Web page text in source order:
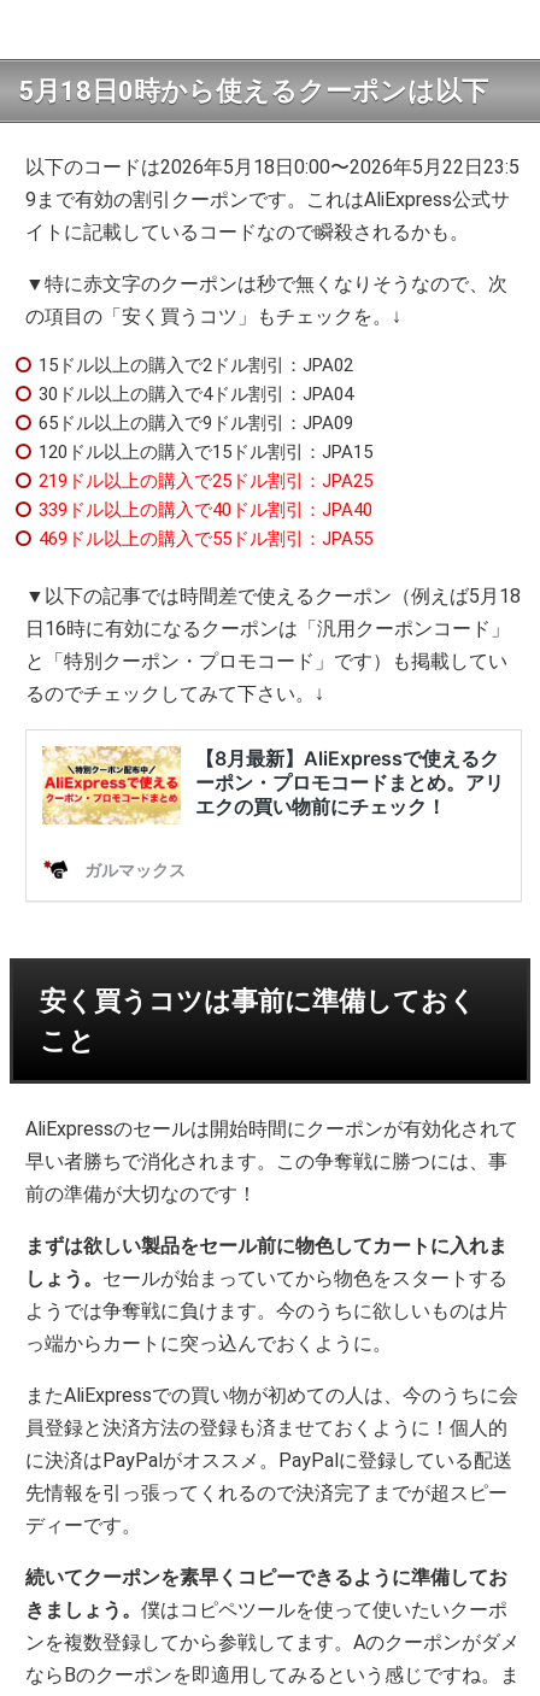
5月18日0時から使えるクーポンは以下
以下のコードは2026年5月18日0:00〜2026年5月22日23:5
9まで有効の割引クーポンです。これはAliExpress公式サ
イトに記載しているコードなので瞬殺されるかも。
▼特に赤文字のクーポンは秒で無くなりそうなので、次
の項目の「安く買うコツ」もチェックを。↓
15ドル以上の購入で2ドル割引：JPA02
30ドル以上の購入で4ドル割引：JPA04
65ドル以上の購入で9ドル割引：JPA09
120ドル以上の購入で15ドル割引：JPA15
219ドル以上の購入で25ドル割引：JPA25
339ドル以上の購入で40ドル割引：JPA40
469ドル以上の購入で55ドル割引：JPA55
▼以下の記事では時間差で使えるクーポン（例えば5月18
日16時に有効になるクーポンは「汎用クーポンコード」
と「特別クーポン・プロモコード」です）も掲載してい
るのでチェックしてみて下さい。↓
安く買うコツは事前に準備しておく
こと
AliExpressのセールは開始時間にクーポンが有効化されて
早い者勝ちで消化されます。この争奪戦に勝つには、事
前の準備が大切なのです！
まずは欲しい製品をセール前に物色してカートに入れま
しょう。 セールが始まっていてから物色をスタートする
ようでは争奪戦に負けます。今のうちに欲しいものは片
っ端からカートに突っ込んでおくように。
またAliExpressでの買い物が初めての人は、今のうちに会
員登録と決済方法の登録も済ませておくように！個人的
に決済はPayPalがオススメ。PayPalに登録している配送
先情報を引っ張ってくれるので決済完了までが超スピー
ディーです。
続いてクーポンを素早くコピーできるように準備してお
きましょう。僕はコピペツールを使って使いたいクーポ
ンを複数登録してから参戦してます。Aのクーポンがダメ
ならBのクーポンを即適用してみるという感じですね。ま